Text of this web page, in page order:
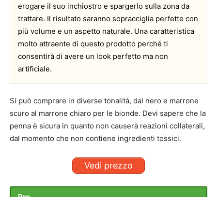
erogare il suo inchiostro e spargerlo sulla zona da
trattare. Il risultato saranno sopracciglia perfette con
più volume e un aspetto naturale. Una caratteristica
molto attraente di questo prodotto perché ti
consentirà di avere un look perfetto ma non
artificiale.
Si può comprare in diverse tonalità, dal nero e marrone
scuro al marrone chiaro per le bionde. Devi sapere che la
penna è sicura in quanto non causerà reazioni collaterali,
dal momento che non contiene ingredienti tossici.
Vedi prezzo